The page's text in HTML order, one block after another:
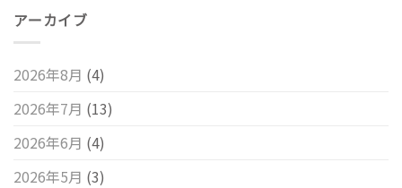
アーカイブ
2026年8月 (4)
2026年7月 (13)
2026年6月 (4)
2026年5月 (3)